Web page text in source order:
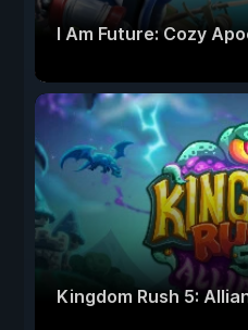
I Am Future: Cozy
Kingdom Rush 5: